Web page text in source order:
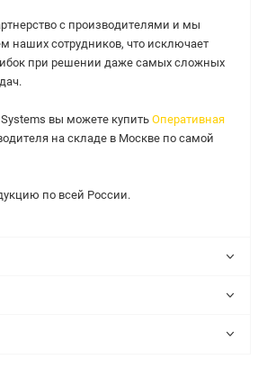
с производителями и мы
наших сотрудников, что исключает
при решении даже самых сложных
вы можете купить Оперативная
на складе в Москве по самой
по всей России.